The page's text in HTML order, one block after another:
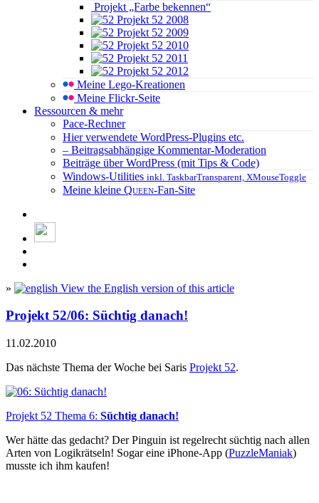
Projekt „Farbe bekennen“
Projekt 52 2008
Projekt 52 2009
Projekt 52 2010
Projekt 52 2011
Projekt 52 2012
Meine Lego-Kreationen
Meine Flickr-Seite
Ressourcen & mehr
Pace-Rechner
Hier verwendete WordPress-Plugins etc.
– Beitragsabhängige Kommentar-Moderation
Beiträge über WordPress (mit Tips & Code)
Windows-Utilities inkl. TaskbarTransparent, XMouseToggle
Meine kleine Queen-Fan-Site
» View the English version of this article
Projekt 52/06: Süchtig danach!
11.02.2010
Das nächste Thema der Woche bei Saris Projekt 52.
Projekt 52 Thema 6: Süchtig danach!
Wer hätte das gedacht? Der Pinguin ist regelrecht süchtig nach allen
Arten von Logikrätseln! Sogar eine iPhone-App (PuzzleManiak)
musste ich ihm kaufen!